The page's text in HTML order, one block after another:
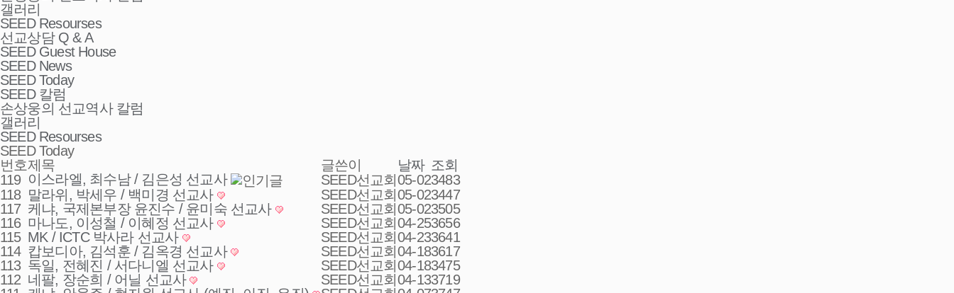
갤러리
SEED Resourses
선교상담 Q & A
SEED Guest House
SEED News
SEED Today
SEED 칼럼
손상웅의 선교역사 칼럼
갤러리
SEED Resourses
SEED Today
번호제목 글쓴이 날짜 조회
119 이스라엘, 최수남 / 김은성 선교사 SEED선교회 05-023483
118 말라위, 박세우 / 백미경 선교사 SEED선교회 05-023447
117 케냐, 국제본부장 윤진수 / 윤미숙 선교사 SEED선교회 05-023505
116 마나도, 이성철 / 이혜정 선교사 SEED선교회 04-253656
115 MK / ICTC 박사라 선교사 SEED선교회 04-233641
114 캅보디아, 김석훈 / 김옥경 선교사 SEED선교회 04-183617
113 독일, 전혜진 / 서다니엘 선교사 SEED선교회 04-183475
112 네팔, 장순희 / 어닐 선교사 SEED선교회 04-133719